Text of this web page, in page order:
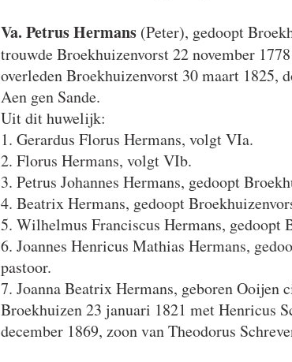
Va. Petrus Hermans (Peter), gedoopt
trouwde Broekhuizenvorst 22 november
overleden Broekhuizenvorst 30 maart 1825,
Aen gen Sande.
Uit dit huwelijk:
1. Gerardus Florus Hermans, volgt VIa.
2. Florus Hermans, volgt VIb.
3. Petrus Johannes Hermans, gedoopt
4. Beatrix Hermans, gedoopt
5. Wilhelmus Franciscus Hermans, gedoopt
6. Joannes Henricus Mathias Hermans,
pastoor.
7. Joanna Beatrix Hermans, geboren Ooijen
Broekhuizen 23 januari 1821 met Henricus
december 1869, zoon van Theodorus